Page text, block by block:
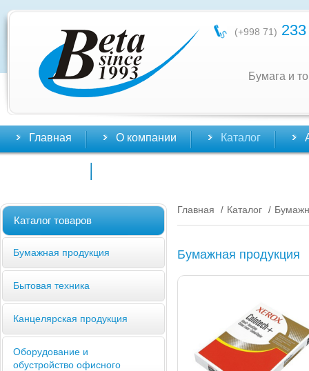
(+998 71)
Бумага и
Главная О компании Каталог
Каталог товаров
Бумажная продукция
Бытовая техника
Канцелярская продукция
Оборудование и
обустройство офисного
Главная / Каталог /
Бумажная продукция